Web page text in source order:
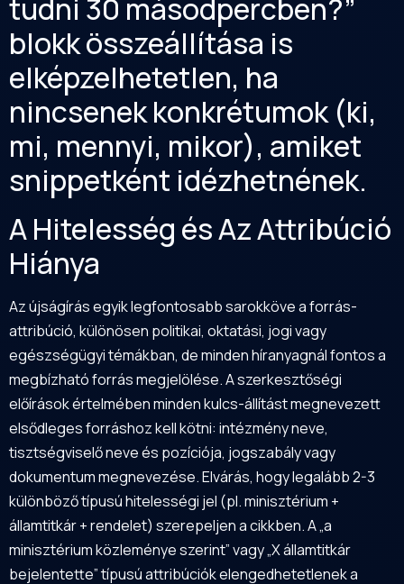
tudni 30 másodpercben?”
blokk összeállítása is
elképzelhetetlen, ha
nincsenek konkrétumok (ki,
mi, mennyi, mikor), amiket
snippetként idézhetnének.
A Hitelesség és Az Attribúció
Hiánya
Az újságírás egyik legfontosabb sarokköve a forrás-
attribúció, különösen politikai, oktatási, jogi vagy
egészségügyi témákban, de minden híranyagnál fontos a
megbízható forrás megjelölése. A szerkesztőségi
előírások értelmében minden kulcs-állítást megnevezett
elsődleges forráshoz kell kötni: intézmény neve,
tisztségviselő neve és pozíciója, jogszabály vagy
dokumentum megnevezése. Elvárás, hogy legalább 2-3
különböző típusú hitelességi jel (pl. minisztérium +
államtitkár + rendelet) szerepeljen a cikkben. A „a
minisztérium közleménye szerint” vagy „X államtitkár
bejelentette” típusú attribúciók elengedhetetlenek a